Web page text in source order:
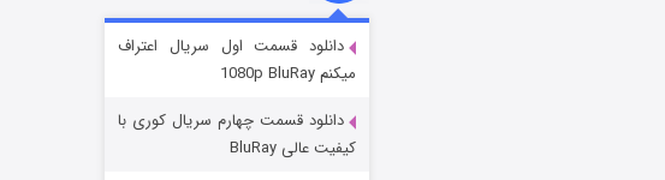
قسمت۲ (زیرنویس) منتشر شد
دانلود قسمت اول سریال اعتراف
میکنم 1080p BluRay
دانلود قسمت چهارم سریال کوری با
کیفیت عالی BluRay